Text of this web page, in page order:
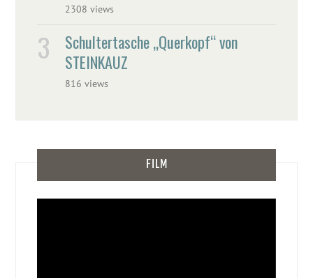
2308 views
Schultertasche „Querkopf“ von
STEINKAUZ
816 views
FILM